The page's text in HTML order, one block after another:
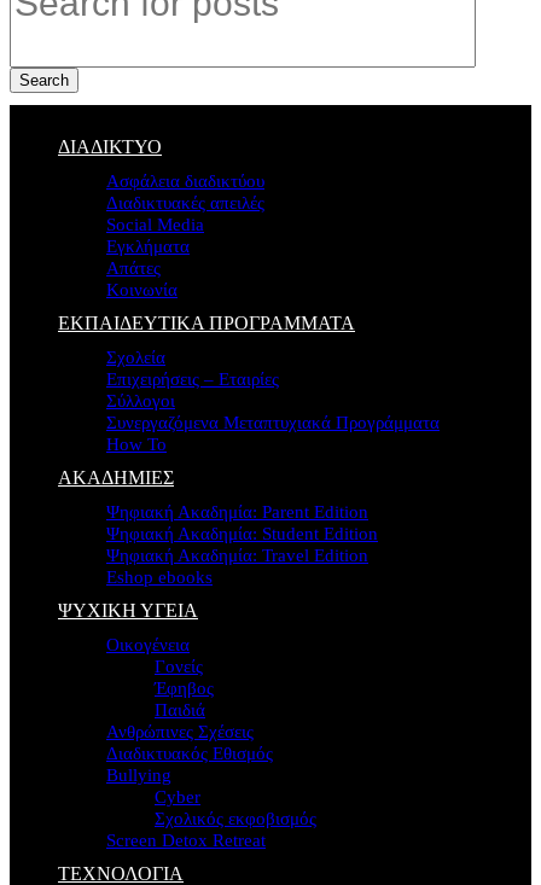
Search
ΔΙΑΔΙΚΤΥΟ
Ασφάλεια διαδικτύου
Διαδικτυακές απειλές
Social Media
Εγκλήματα
Απάτες
Κοινωνία
ΕΚΠΑΙΔΕΥΤΙΚΑ ΠΡΟΓΡΑΜΜΑΤΑ
Σχολεία
Επιχειρήσεις – Εταιρίες
Σύλλογοι
Συνεργαζόμενα Μεταπτυχιακά Προγράμματα
How To
ΑΚΑΔΗΜΙΕΣ
Ψηφιακή Ακαδημία: Parent Edition
Ψηφιακή Ακαδημία: Student Edition
Ψηφιακή Ακαδημία: Travel Edition
Eshop ebooks
ΨΥΧΙΚΗ ΥΓΕΙΑ
Οικογένεια
Γονείς
Έφηβος
Παιδιά
Ανθρώπινες Σχέσεις
Διαδικτυακός Εθισμός
Bullying
Cyber
Σχολικός εκφοβισμός
Screen Detox Retreat
ΤΕΧΝΟΛΟΓΙΑ